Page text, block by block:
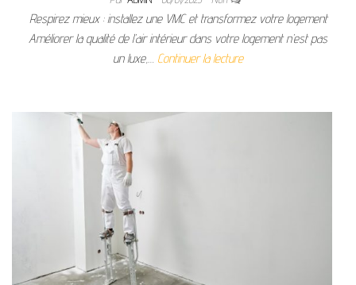
Respirez mieux : installez une VMC et transformez votre logement
Améliorer la qualité de l’air intérieur dans votre logement n’est pas
un luxe,… Continuer la lecture